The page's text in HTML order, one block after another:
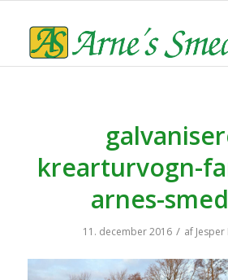
krearturvogn-
arnes-
11. december 2016 / af